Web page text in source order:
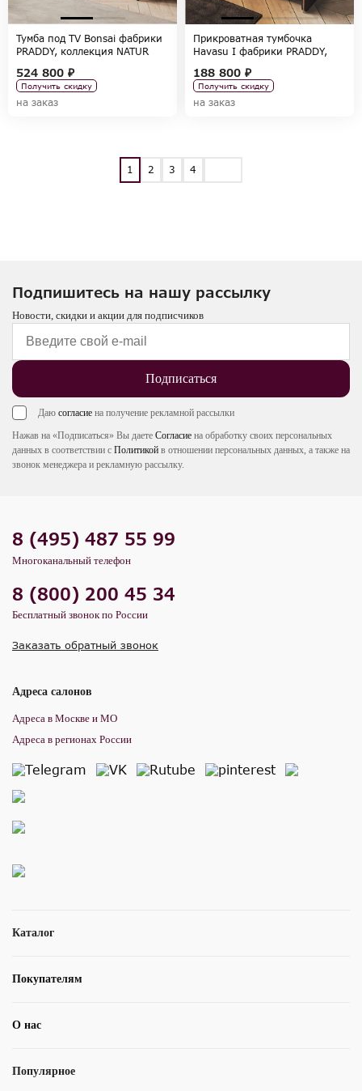
Тумба под TV Bonsai фабрики
PRADDY, коллекция NATUR
524 800 ₽
Получить скидку
на заказ
Прикроватная тумбочка
Havasu I фабрики PRADDY,
188 800 ₽
Получить скидку
на заказ
1 2 3 4
Подпишитесь на нашу рассылку
Новости, скидки и акции для подписчиков
Подписаться
Даю согласие на получение рекламной рассылки
Нажав на «Подписаться» Вы даете Согласие на обработку своих персональных
данных в соответствии с Политикой в отношении персональных данных, а также на
звонок менеджера и рекламную рассылку.
Каталог
Покупателям
О нас
Популярное
8 (495) 487 55 99
Многоканальный телефон
8 (800) 200 45 34
Бесплатный звонок по России
Заказать обратный звонок
Адреса салонов
Адреса в Москве и МО
Адреса в регионах России